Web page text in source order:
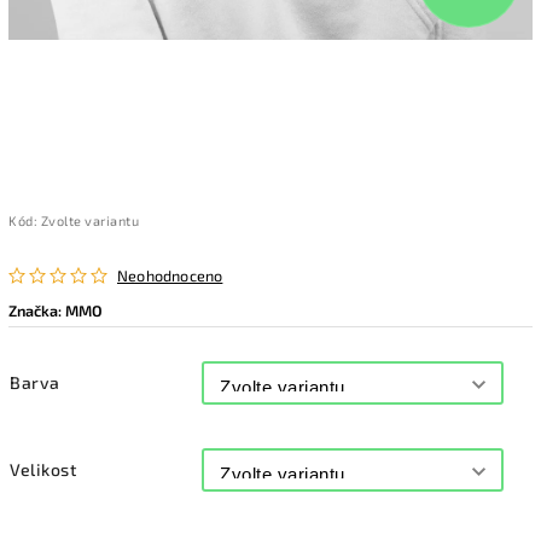
Kód: Zvolte variantu
Neohodnoceno
Značka:MMO
Barva
Velikost